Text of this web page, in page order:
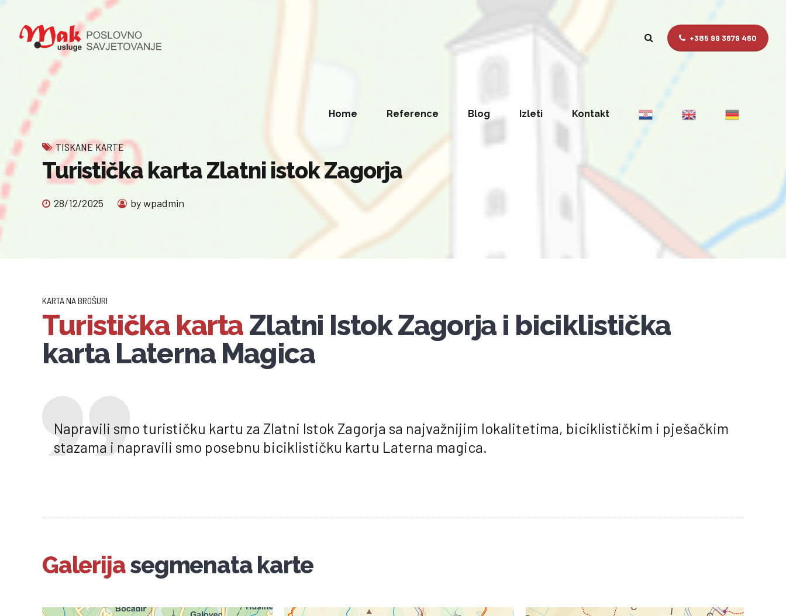
+385 99 3679 460
Home Reference Blog Izleti Kontakt
TISKANE KARTE
Turistička karta Zlatni istok Zagorja
28/12/2025 by wpadmin
KARTA NA BROŠURI
Turistička kartaZlatni Istok Zagorja i biciklistička
karta Laterna Magica
Napravili smo turističku kartu za Zlatni Istok Zagorja sa najvažnijim lokalitetima, biciklističkim i pješačkim
stazama i napravili smo posebnu biciklističku kartu Laterna magica.
Galerijasegmenata karte